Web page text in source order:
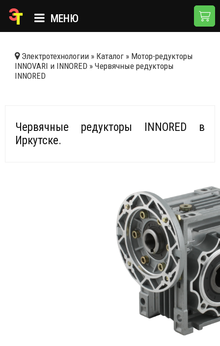
МЕНЮ
КАТАЛОГ
НОВОСТИ
ДОСТАВКА И ОПЛАТА
Электротехнологии » Каталог » Мотор-редукторы
INNOVARI и INNORED » Червячные редукторы
INNORED
Червячные редукторы INNORED в
Иркутске.